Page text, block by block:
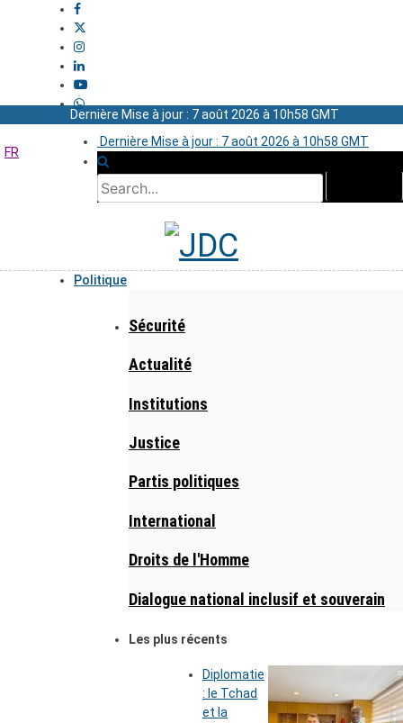
Dernière Mise à jour : 7 août 2026 à 10h58 GMT
Dernière Mise à jour : 7 août 2026 à 10h58 GMT
FR
Politique
Sécurité
Actualité
Institutions
Justice
Partis politiques
International
Droits de l'Homme
Dialogue national inclusif et souverain
Les plus récents
Diplomatie
: le Tchad
et la